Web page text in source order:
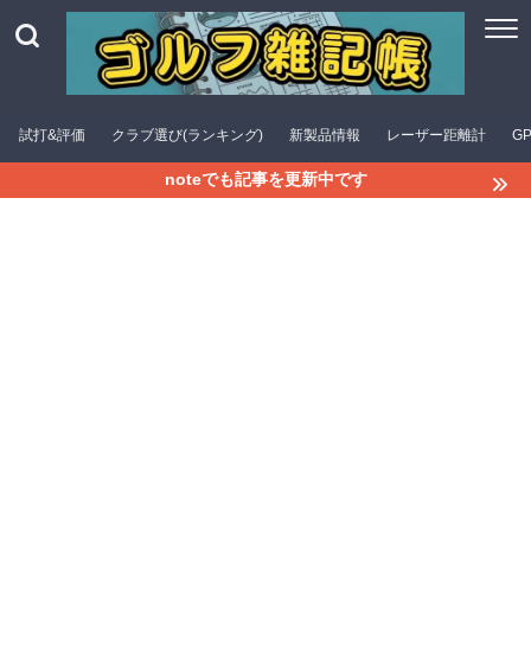
試打&評価 クラブ選び(ランキング) 新製品情報 レーザー距離計
noteでも記事を更新中です